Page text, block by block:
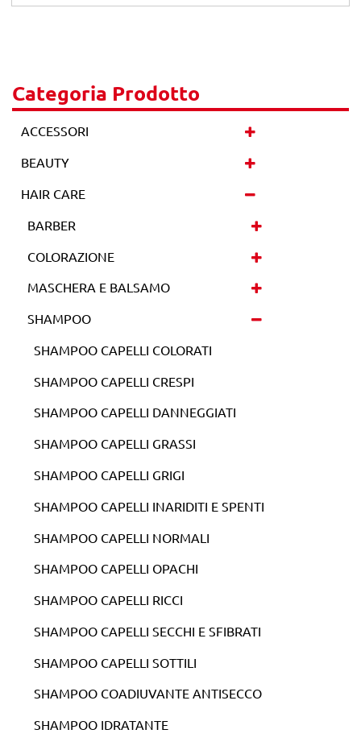
Categoria Prodotto
ACCESSORI
BEAUTY
HAIR CARE
BARBER
COLORAZIONE
MASCHERA E BALSAMO
SHAMPOO
SHAMPOO CAPELLI COLORATI
SHAMPOO CAPELLI CRESPI
SHAMPOO CAPELLI DANNEGGIATI
SHAMPOO CAPELLI GRASSI
SHAMPOO CAPELLI GRIGI
SHAMPOO CAPELLI INARIDITI E SPENTI
SHAMPOO CAPELLI NORMALI
SHAMPOO CAPELLI OPACHI
SHAMPOO CAPELLI RICCI
SHAMPOO CAPELLI SECCHI E SFIBRATI
SHAMPOO CAPELLI SOTTILI
SHAMPOO COADIUVANTE ANTISECCO
SHAMPOO IDRATANTE